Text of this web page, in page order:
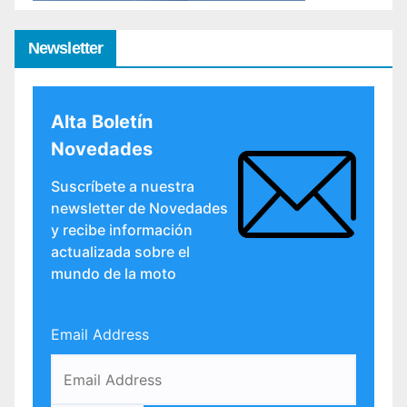
Newsletter
Alta Boletín
Novedades
Suscríbete a nuestra
newsletter de Novedades
y recibe información
actualizada sobre el
mundo de la moto
Email Address